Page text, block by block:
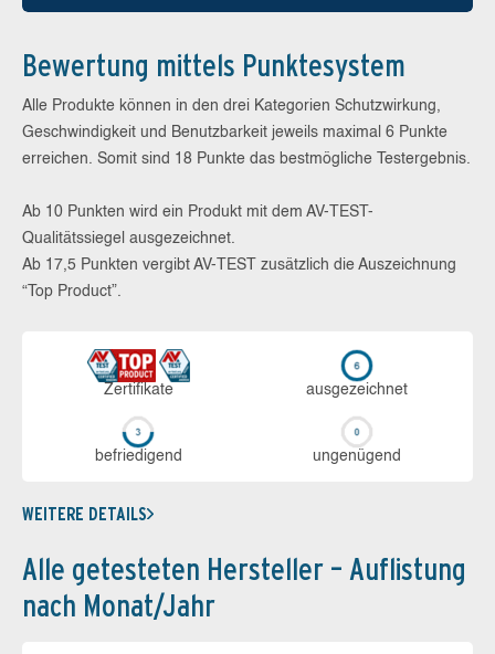
Bewertung mittels Punktesystem
Alle Produkte können in den drei Kategorien Schutzwirkung,
Geschwindigkeit und Benutzbarkeit jeweils maximal 6 Punkte
erreichen. Somit sind 18 Punkte das bestmögliche Testergebnis.
Ab 10 Punkten wird ein Produkt mit dem AV-TEST-
Qualitätssiegel ausgezeichnet.
Ab 17,5 Punkten vergibt AV-TEST zusätzlich die Auszeichnung
“Top Product”.
Zerti­fikate aus­ge­zeich­net
be­frie­di­gend un­ge­nü­gend
WEITERE DETAILS
Alle getesteten Hersteller – Auflistung
nach Monat/Jahr